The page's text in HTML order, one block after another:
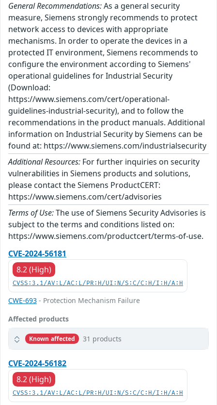
General Recommendations:As a general security
measure, Siemens strongly recommends to protect
network access to devices with appropriate
mechanisms. In order to operate the devices in a
protected IT environment, Siemens recommends to
configure the environment according to Siemens'
operational guidelines for Industrial Security
(Download:
https://www.siemens.com/cert/operational-
guidelines-industrial-security), and to follow the
recommendations in the product manuals. Additional
information on Industrial Security by Siemens can be
found at: https://www.siemens.com/industrialsecurity
Additional Resources: For further inquiries on security
vulnerabilities in Siemens products and solutions,
please contact the Siemens ProductCERT:
https://www.siemens.com/cert/advisories
Terms of Use:The use of Siemens Security Advisories is
subject to the terms and conditions listed on:
https://www.siemens.com/productcert/terms-of-use.
CVE-2024-56181
8.2 (High)
CVSS:3.1/AV:L/AC:L/PR:H/UI:N/S:C/C:H/I:H/A:H
CWE-693 - Protection Mechanism Failure
Affected products
Known affected 31 products
CVE-2024-56182
8.2 (High)
CVSS:3.1/AV:L/AC:L/PR:H/UI:N/S:C/C:H/I:H/A:H